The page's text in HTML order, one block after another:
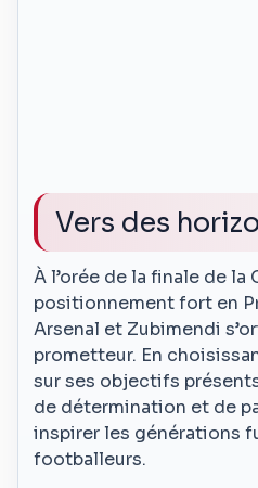
Vers des
À l’orée de la finale de la
positionnement fort en
Arsenal et Zubimendi
prometteur. En
sur ses objectifs
de détermination et de
inspirer les générations
footballeurs.